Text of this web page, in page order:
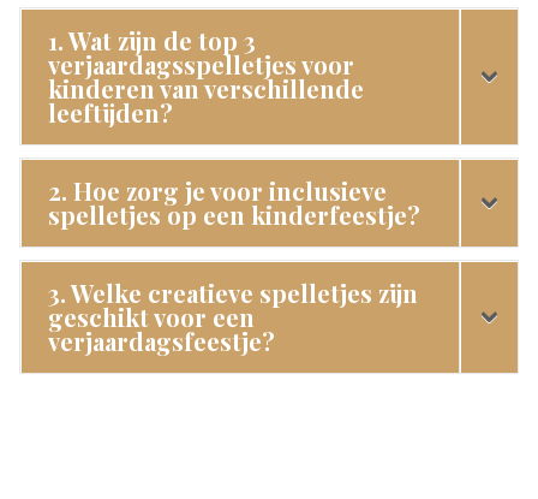
1. Wat zijn de top 3
verjaardagsspelletjes voor
kinderen van verschillende
leeftijden?
2. Hoe zorg je voor inclusieve
spelletjes op een kinderfeestje?
3. Welke creatieve spelletjes zijn
geschikt voor een
verjaardagsfeestje?